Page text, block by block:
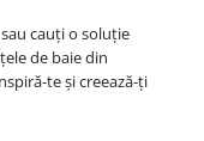
cauți o soluție
de baie din
te și creează-ți